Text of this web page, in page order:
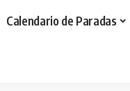
Calendario de Paradas